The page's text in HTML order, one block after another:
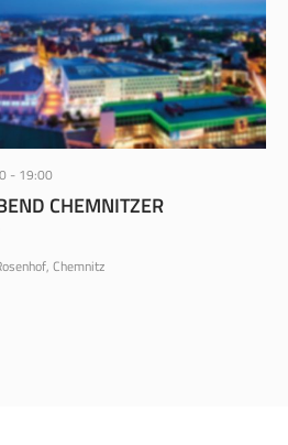
- 19:00
CHEMNITZER
Chemnitz